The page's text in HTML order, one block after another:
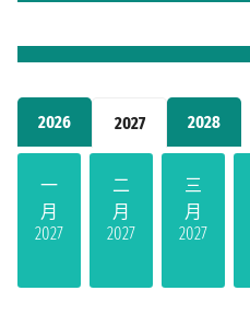
2026 2027 2028
一
月
2027
二
月
2027
三
月
2027